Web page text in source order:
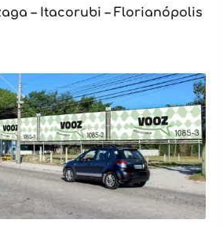
– Itacorubi – Florianópolis